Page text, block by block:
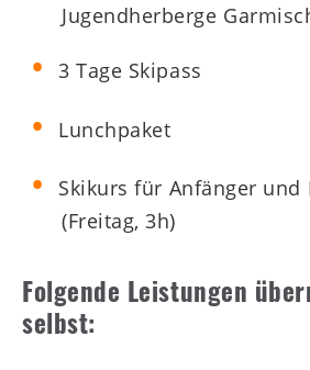
Jugendherberge
3 Tage Skipass
Lunchpaket
Skikurs für Anfänger
(Freitag, 3h)
Folgende Leistungen
selbst: